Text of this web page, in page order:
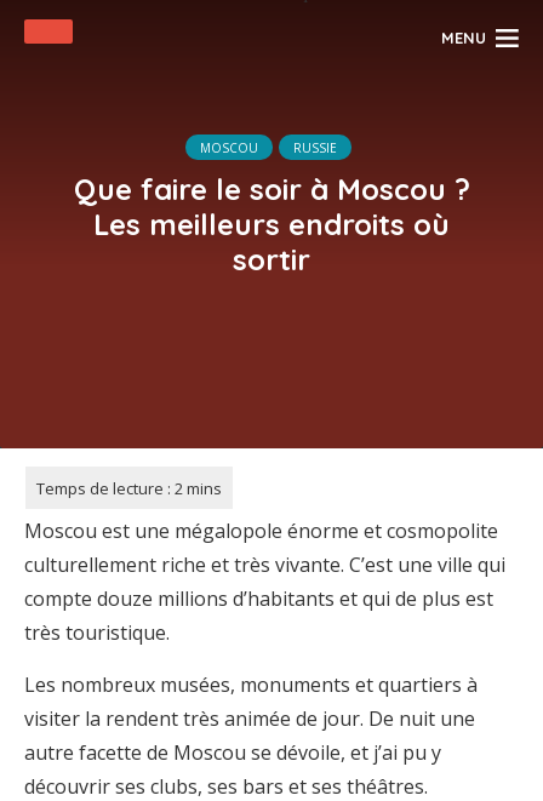
MENU
MOSCOU RUSSIE
Que faire le soir à Moscou ?
Les meilleurs endroits où
sortir
Moscou est une mégalopole énorme et cosmopolite
culturellement riche et très vivante. C’est une ville qui
compte douze millions d’habitants et qui de plus est
très touristique.
Les nombreux musées, monuments et quartiers à
visiter la rendent très animée de jour. De nuit une
autre facette de Moscou se dévoile, et j’ai pu y
découvrir ses clubs, ses bars et ses théâtres.